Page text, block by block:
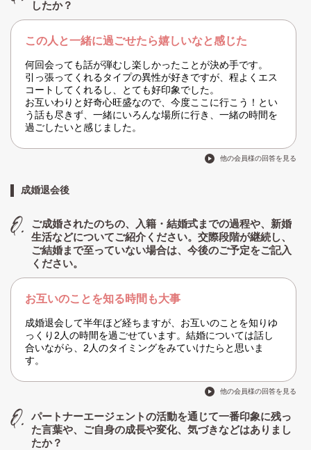
したか？
この人と一緒に過ごせたら嬉しいなと感じた
何回会っても話が弾むし楽しかったことが決め手です。
引っ張ってくれるタイプの異性が好きですが、程よくエス
コートしてくれるし、とても好印象でした。
お互いわりと好奇心旺盛なので、今度ここに行こう！とい
う話も尽きず、一緒にいろんな場所に行き、一緒の時間を
過ごしたいと感じました。
他の会員様の回答を見る
成婚退会後
ご成婚されたのちの、入籍・結婚式までの過程や、新婚
生活などについてご紹介ください。交際段階が継続し、
ご結婚まで至っていない場合は、今後のご予定をご記入
ください。
お互いのことを知る時間も大事
成婚退会して半年ほど経ちますが、お互いのことを知りゆ
っくり2人の時間を過ごせています。結婚については話し
合いながら、2人のタイミングをみていけたらと思いま
す。
他の会員様の回答を見る
パートナーエージェントの活動を通じて一番印象に残っ
た言葉や、ご自身の成長や変化、気づきなどはありまし
たか？